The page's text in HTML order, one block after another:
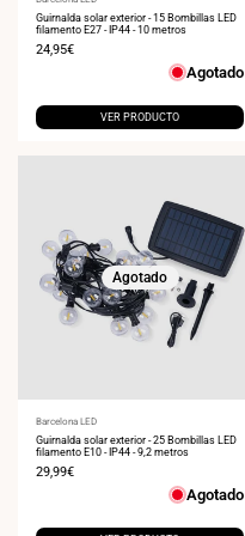
Guirnalda solar exterior - 15 Bombillas LED
filamento E27 - IP44 - 10 metros
Precio
24,95€
Agotado
VER PRODUCTO
Agotado
Proveedor:
Barcelona LED
Guirnalda solar exterior - 25 Bombillas LED
filamento E10 - IP44 - 9,2 metros
Precio
29,99€
Agotado